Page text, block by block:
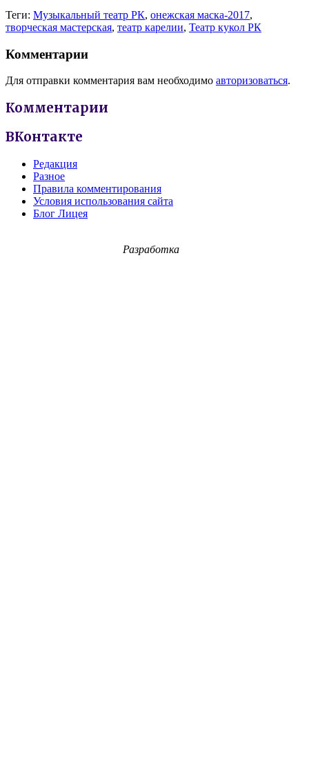
Теги: Музыкальный театр РК, онежская маска-2017,
творческая мастерская, театр карелии, Театр кукол РК
Комментарии
Для отправки комментария вам необходимо авторизоваться.
Комментарии
ВКонтакте
Редакция
Разное
Правила комментирования
Условия использования сайта
Блог Лицея
Разработка